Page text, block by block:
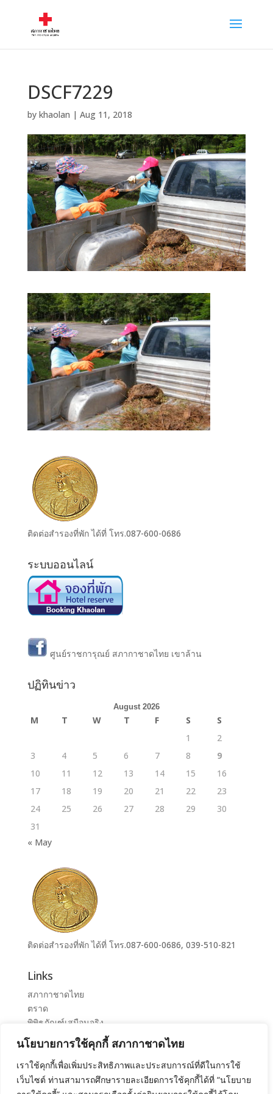
นโยบายการใช้คุกกี้ สภากาชาดไทย
เราใช้คุกกี้เพื่อเพิ่มประสิทธิภาพและประสบการณ์ที่ดีในการใช้
เว็บไซต์ ท่านสามารถศึกษารายละเอียดการใช้คุกกี้ได้ที่ “นโยบาย
DSCF7229
by khaolan | Aug 11, 2018
ติดต่อสำรองที่พัก ได้ที่ โทร.087-600-0686
ระบบออนไลน์
ศูนย์ราชการุณย์ สภากาชาดไทย เขาล้าน
ปฏิทินข่าว
August 2026
M T W T F S
S
1
2
3
4 5 6 7 8
9
10
11 12 13 14 15
16
17
18 19 20 21 22
23
24
25 26 27 28 29
30
31
« May
ติดต่อสำรองที่พัก ได้ที่ โทร.087-600-0686, 039-510-821
Links
สภากาชาดไทย
ตราด
พิพิธภัณฑ์เสมือนจริง
ระบบจองห้องศูนย์ราชการุณย์สภากาชาดไทย เขาล้าน
ศูนย์ราชการุณย์ สภากาชาดไทย เขาล้าน